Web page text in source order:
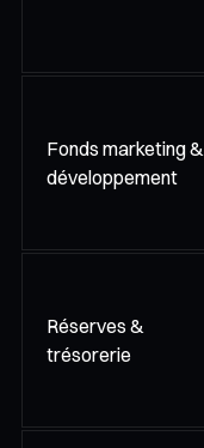
Fonds marketing &
développement
Réserves &
trésorerie